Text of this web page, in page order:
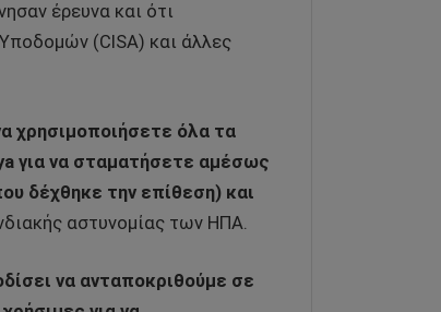
έρευνα και ότι
(CISA) και άλλες
χρησιμοποιήσετε όλα τα
για να σταματήσετε αμέσως
δέχθηκε την επίθεση) και
αστυνομίας των ΗΠΑ.
να ανταποκριθούμε σε